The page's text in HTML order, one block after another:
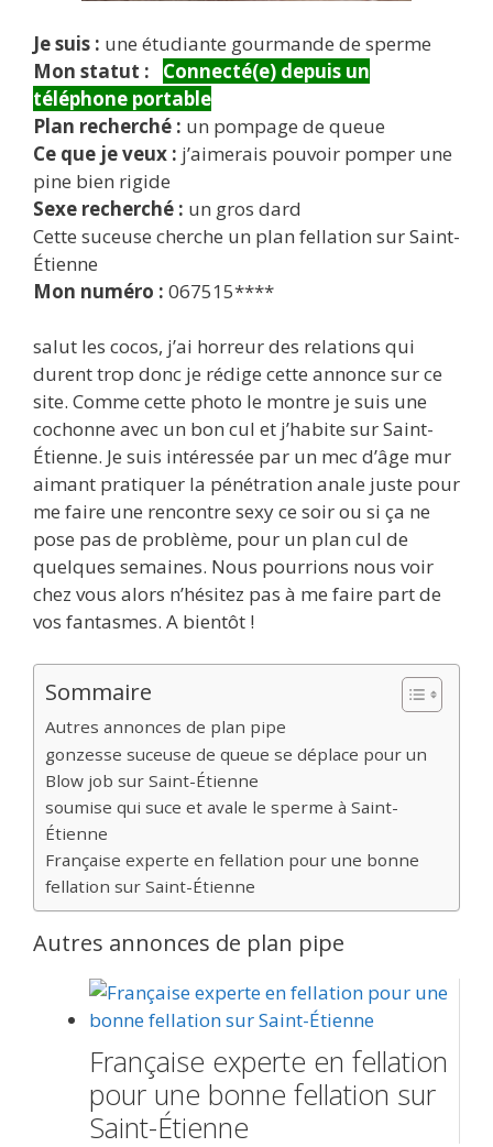
Je suis : une étudiante gourmande de sperme
Mon statut :
Connecté(e) depuis un
téléphone portable
Plan recherché : un pompage de queue
Ce que je veux : j’aimerais pouvoir pomper une
pine bien rigide
Sexe recherché : un gros dard
Cette suceuse cherche un plan fellation sur Saint-
Étienne
Mon numéro : 067515****
salut les cocos, j’ai horreur des relations qui
durent trop donc je rédige cette annonce sur ce
site. Comme cette photo le montre je suis une
cochonne avec un bon cul et j’habite sur Saint-
Étienne. Je suis intéressée par un mec d’âge mur
aimant pratiquer la pénétration anale juste pour
me faire une rencontre sexy ce soir ou si ça ne
pose pas de problème, pour un plan cul de
quelques semaines. Nous pourrions nous voir
chez vous alors n’hésitez pas à me faire part de
vos fantasmes. A bientôt !
Sommaire
Autres annonces de plan pipe
gonzesse suceuse de queue se déplace pour un
Blow job sur Saint-Étienne
soumise qui suce et avale le sperme à Saint-
Étienne
Française experte en fellation pour une bonne
fellation sur Saint-Étienne
Autres annonces de plan pipe
Française experte en fellation
pour une bonne fellation sur
Saint-Étienne